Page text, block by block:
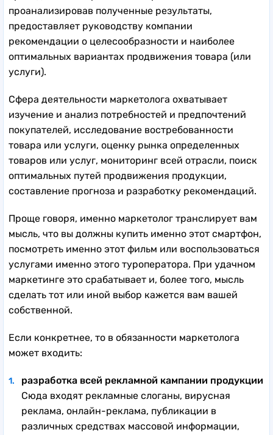
проанализировав полученные результаты,
предоставляет руководству компании
рекомендации о целесообразности и наиболее
оптимальных вариантах продвижения товара (или
услуги).
Сфера деятельности маркетолога охватывает
изучение и анализ потребностей и предпочтений
покупателей, исследование востребованности
товара или услуги, оценку рынка определенных
товаров или услуг, мониторинг всей отрасли, поиск
оптимальных путей продвижения продукции,
составление прогноза и разработку рекомендаций.
Проще говоря, именно маркетолог транслирует вам
мысль, что вы должны купить именно этот смартфон,
посмотреть именно этот фильм или воспользоваться
услугами именно этого туроператора. При удачном
маркетинге это срабатывает и, более того, мысль
сделать тот или иной выбор кажется вам вашей
собственной.
Если конкретнее, то в обязанности маркетолога
может входить:
разработка всей рекламной кампании продукции
Сюда входят рекламные слоганы, вирусная
реклама, онлайн-реклама, публикации в
различных средствах массовой информации,